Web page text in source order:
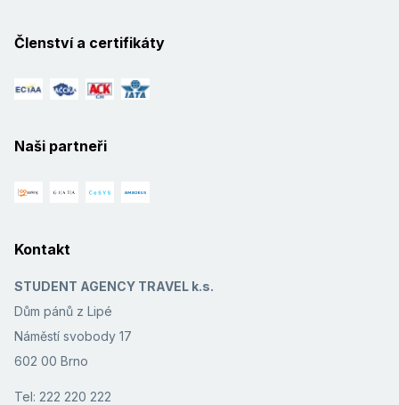
Členství a certifikáty
Naši partneři
Kontakt
STUDENT AGENCY TRAVEL k.s.
Dům pánů z Lipé
Náměstí svobody 17
602 00 Brno
Tel: 222 220 222